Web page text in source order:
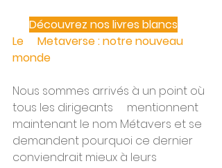
Découvrez nos livres blancs
Le     Metaverse : notre nouveau
monde
Nous sommes arrivés à un point où
tous les dirigeants     mentionnent
maintenant le nom Métavers et se
demandent pourquoi ce dernier
conviendrait mieux à leurs